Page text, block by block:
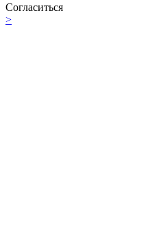
Согласиться
>